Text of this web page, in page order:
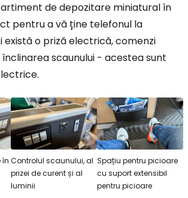
de depozitare miniatural în
pentru a vă ține telefonul la
există o priză electrică, comenzi
scaunului - acestea sunt
în Controlul scaunului, al
prizei de curent și al
luminii
Spațiu pentru picioare
cu suport extensibil
pentru picioare